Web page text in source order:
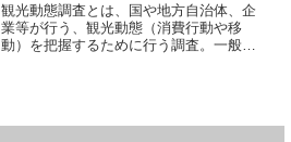
観光動態調査とは、国や地方自治体、企
業等が行う、観光動態（消費行動や移
動）を把握するために行う調査。一般的